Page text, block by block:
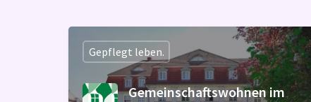
Gemeinschaftswohnen im
Gepflegt leben.